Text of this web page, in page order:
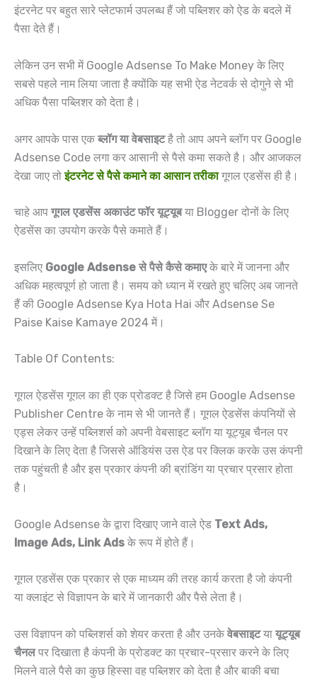
इंटरनेट पर बहुत सारे प्लेटफार्म उपलब्ध हैं जो पब्लिशर को ऐड के बदले में
पैसा देते हैं।
लेकिन उन सभी में Google Adsense To Make Money के लिए
सबसे पहले नाम लिया जाता है क्योंकि यह सभी ऐड नेटवर्क से दोगुने से भी
अधिक पैसा पब्लिशर को देता है।
अगर आपके पास एक ब्लॉग या वेबसाइटहै तो आप अपने ब्लॉग पर Google
Adsense Code लगा कर आसानी से पैसे कमा सकते है। और आजकल
देखा जाए तोइंटरनेट से पैसे कमाने का आसान तरीकागूगल एडसेंस ही है।
चाहे आप गूगल एडसेंस अकाउंट फॉर यूट्यूबया Blogger दोनों के लिए
ऐडसेंस का उपयोग करके पैसे कमाते हैं।
इसलिए Google Adsense से पैसे कैसे कमाएके बारे में जानना और
अधिक महत्वपूर्ण हो जाता है। समय को ध्यान में रखते हुए चलिए अब जानते
हैं की Google Adsense Kya Hota Hai और Adsense Se
Paise Kaise Kamaye 2024 में।
Table Of Contents:
गूगल ऐडसेंस गूगल का ही एक प्रोडक्ट है जिसे हम Google Adsense
Publisher Centre के नाम से भी जानते हैं। गूगल ऐडसेंस कंपनियों से
एड्स लेकर उन्हें पब्लिशर्स को अपनी वेबसाइट ब्लॉग या यूट्यूब चैनल पर
दिखाने के लिए देता है जिससे ऑडियंस उस ऐड पर क्लिक करके उस कंपनी
तक पहुंचती है और इस प्रकार कंपनी की ब्रांडिंग या प्रचार प्रसार होता
है।
Google Adsense के द्वारा दिखाए जाने वाले ऐड Text Ads,
Image Ads, Link Ads के रूप में होते हैं।
गूगल एडसेंस एक प्रकार से एक माध्यम की तरह कार्य करता है जो कंपनी
या क्लाइंट से विज्ञापन के बारे में जानकारी और पैसे लेता है।
उस विज्ञापन को पब्लिशर्स को शेयर करता है और उनके वेबसाइटया यूट्यूब
चैनलपर दिखाता है कंपनी के प्रोडक्ट का प्रचार-प्रसार करने के लिए
मिलने वाले पैसे का कुछ हिस्सा वह पब्लिशर को देता है और बाकी बचा